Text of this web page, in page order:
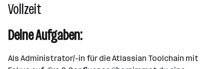
Vollzeit
Deine Aufgaben:
Als Administrator/-in für die Atlassian Toolchain mit